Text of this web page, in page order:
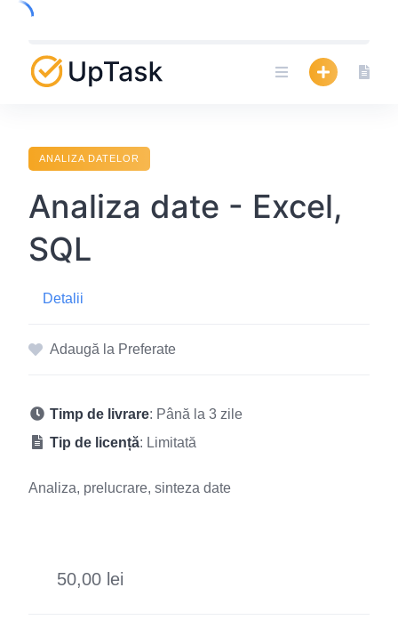
Skip
content
ANALIZA DATELOR
Analiza date - Excel,
SQL
Detalii
Adaugă la Preferate
Timp de livrare: Până la 3 zile
Tip de licență: Limitată
Analiza, prelucrare, sinteza date
50,00 lei